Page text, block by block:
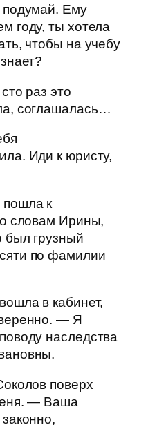
Ему
году, ты хотела
чтобы на учебу
раз это
соглашалась…
Иди к юристу,
к
словам Ирины,
был грузный
по фамилии
в кабинет,
— Я
наследства
поверх
— Ваша